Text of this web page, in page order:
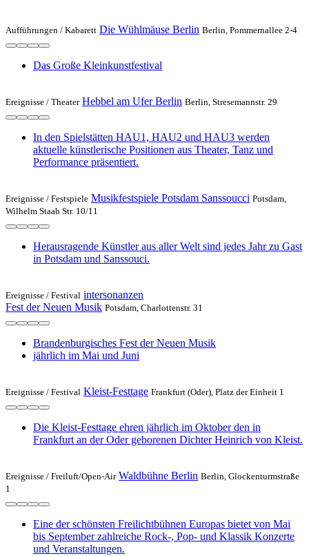
Aufführungen / Kabarett Die Wühlmäuse Berlin Berlin, Pommernallee 2-4
Das Große Kleinkunstfestival
Ereignisse / Theater Hebbel am Ufer Berlin Berlin, Stresemannstr. 29
In den Spielstätten HAU1, HAU2 und HAU3 werden
aktuelle künstlerische Positionen aus Theater, Tanz und
Performance präsentiert.
Ereignisse / Festspiele Musikfestspiele Potsdam Sanssoucci Potsdam,
Wilhelm Staab Str. 10/11
Herausragende Künstler aus aller Welt sind jedes Jahr zu Gast
in Potsdam und Sanssouci.
Ereignisse / Festival intersonanzen
Fest der Neuen Musik Potsdam, Charlottenstr. 31
Brandenburgisches Fest der Neuen Musik
jährlich im Mai und Juni
Ereignisse / Festival Kleist-Festtage Frankfurt (Oder), Platz der Einheit 1
Die Kleist-Festtage ehren jährlich im Oktober den in
Frankfurt an der Oder geborenen Dichter Heinrich von Kleist.
Ereignisse / Freiluft/Open-Air Waldbühne Berlin Berlin, Glockenturmstraße
1
Eine der schönsten Freilichtbühnen Europas bietet von Mai
bis September zahlreiche Rock-, Pop- und Klassik Konzerte
und Veranstaltungen.